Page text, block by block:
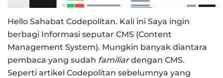
Hello Sahabat Codepolitan. Kali ini Saya ingin
berbagi Informasi seputar CMS (Content
Management System). Mungkin banyak diantara
pembaca yang sudah familiardengan CMS.
Seperti artikel Codepolitan sebelumnya yang